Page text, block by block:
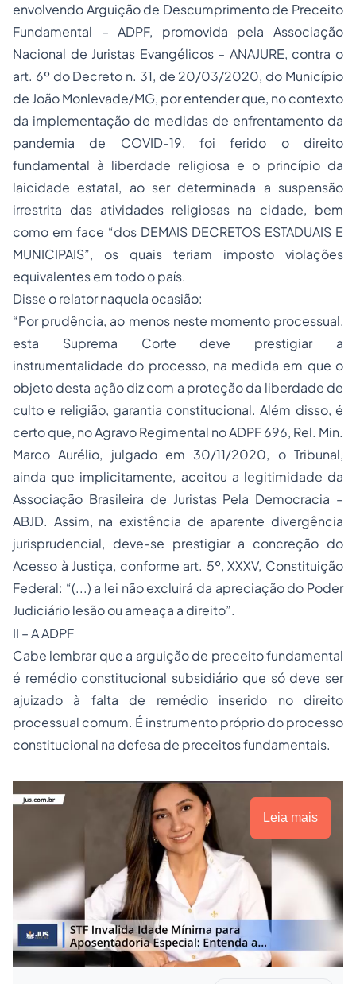
envolvendo Arguição de Descumprimento de Preceito
Fundamental – ADPF, promovida pela Associação
Nacional de Juristas Evangélicos – ANAJURE, contra o
art. 6º do Decreto n. 31, de 20/03/2020, do Município
de João Monlevade/MG, por entender que, no contexto
da implementação de medidas de enfrentamento da
pandemia de COVID-19, foi ferido o direito
fundamental à liberdade religiosa e o princípio da
laicidade estatal, ao ser determinada a suspensão
irrestrita das atividades religiosas na cidade, bem
como em face “dos DEMAIS DECRETOS ESTADUAIS E
MUNICIPAIS”, os quais teriam imposto violações
equivalentes em todo o país.
Disse o relator naquela ocasião:
“Por prudência, ao menos neste momento processual,
esta Suprema Corte deve prestigiar a
instrumentalidade do processo, na medida em que o
objeto desta ação diz com a proteção da liberdade de
culto e religião, garantia constitucional. Além disso, é
certo que, noAgravo Regimental no ADPF 696, Rel. Min.
Marco Aurélio, julgado em 30/11/2020, o Tribunal,
ainda que implicitamente, aceitou a legitimidade da
Associação Brasileira de Juristas Pela Democracia –
ABJD. Assim, na existência de aparente divergência
jurisprudencial, deve-se prestigiar a concreção do
Acesso à Justiça, conforme art. 5º, XXXV, Constituição
Federal: “(...) a lei não excluirá da apreciação do Poder
Judiciário lesão ou ameaça a direito”.
II – A ADPF
Cabe lembrar que a arguição de preceito fundamental
é remédio constitucional subsidiário que só deve ser
ajuizado à falta de remédio inserido no direito
processual comum. É instrumento próprio do processo
constitucional na defesa de preceitos fundamentais.
Leia mais